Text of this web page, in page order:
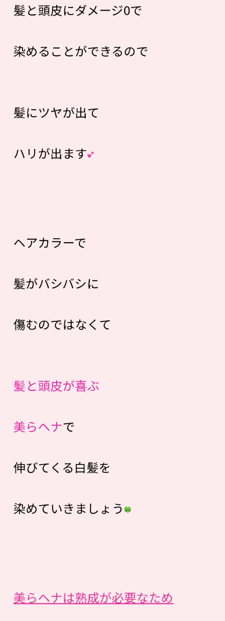
髪と頭皮にダメージ0で
染めることができるので
髪にツヤが出て
ハリが出ます
ヘアカラーで
髪がバシバシに
傷むのではなくて
髪と頭皮が喜ぶ
美らヘナで
伸びてくる白髪を
染めていきましょう
美らヘナは熟成が必要なため